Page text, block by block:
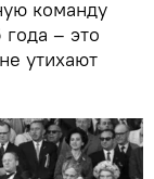
команду
– это
утихают